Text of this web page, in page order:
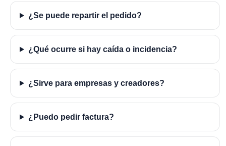
¿Se puede repartir el pedido?
¿Qué ocurre si hay caída o incidencia?
¿Sirve para empresas y creadores?
¿Puedo pedir factura?